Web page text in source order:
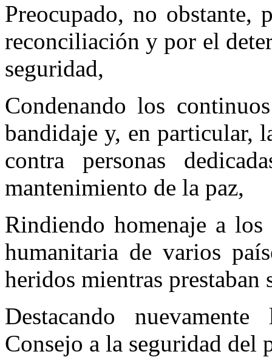
Preocupado, no obstante,
reconciliación y por el
seguridad,
Condenando los
bandidaje y, en particular,
contra personas
mantenimiento de la paz,
Rindiendo homenaje a
humanitaria de varios
heridos mientras prestaban
Destacando
Consejo a la seguridad del